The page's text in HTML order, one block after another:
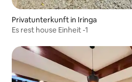
Privatunterkunft in Iringa
Es rest house Einheit -1